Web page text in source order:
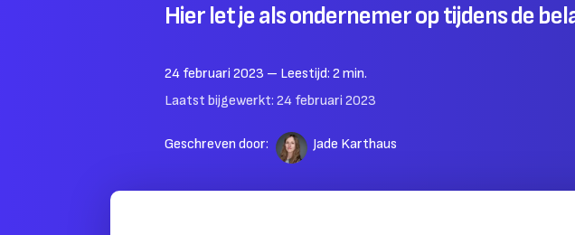
Hier let je als ondernemer op tijdens de
24 februari 2023 – Leestijd: 2min.
Laatst bijgewerkt: 24 februari 2023
Geschreven door: Jade Karthaus